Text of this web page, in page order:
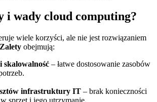
i wady cloud computing?
wiele korzyści, ale nie jest rozwiązaniem
Zalety obejmują:
skalowalność – łatwe dostosowanie zasobów
infrastruktury IT – brak konieczności
sprzęt i jego utrzymanie.